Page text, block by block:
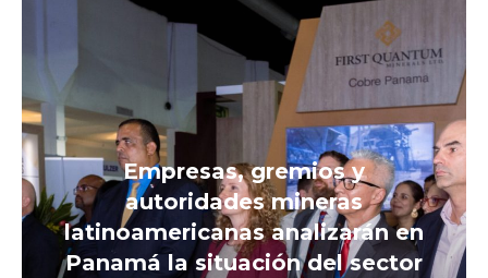
Empresas, gremios y
autoridades mineras
latinoamericanas analizarán en
Panamá la situación del sector